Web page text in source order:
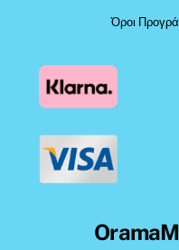
Όροι